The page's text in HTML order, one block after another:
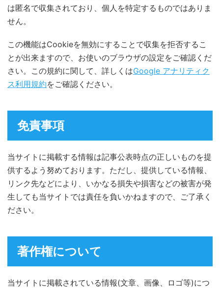
は匿名で収集されており、個人を特定するものではありま
せん。
この機能はCookieを無効にすることで収集を拒否するこ
とが出来ますので、お使いのブラウザの設定をご確認くだ
さい。この規約に関して、詳しくはGoogle アナリティク
ス利用規約をご確認ください。
免責事項
当サイトに掲載する情報は記事公表時点の正しいものを提
供するよう努めております。ただし、提供している情報、
リンク先などにより、いかなる損失や損害などの被害が発
生しても当サイトでは責任を負いかねますので、ご了承く
ださい。
著作権について
当サイトに掲載されている情報(文章、画像、ロゴ等)につ